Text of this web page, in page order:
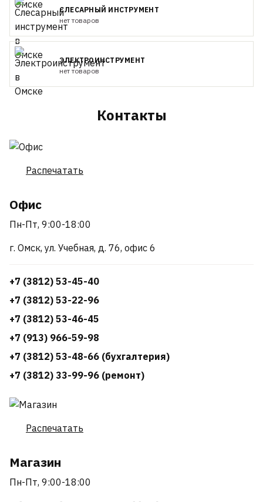
СЛЕСАРНЫЙ ИНСТРУМЕНТ
нет товаров
ЭЛЕКТРОИНСТРУМЕНТ
нет товаров
Контакты
Распечатать
Офис
Пн-Пт, 9:00-18:00
г. Омск, ул. Учебная, д. 76, офис 6
+7 (3812) 53-45-40
+7 (3812) 53-22-96
+7 (3812) 53-46-45
+7 (913) 966-59-98
+7 (3812) 53-48-66 (бухгалтерия)
+7 (3812) 33-99-96 (ремонт)
Распечатать
Магазин
Пн-Пт, 9:00-18:00